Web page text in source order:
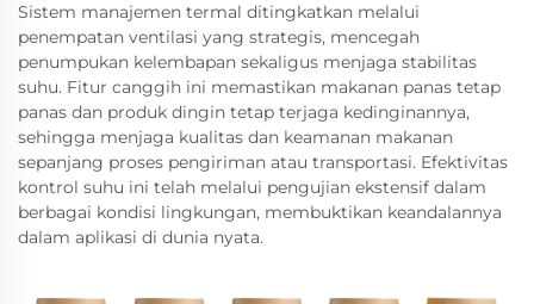
Sistem manajemen termal ditingkatkan melalui
penempatan ventilasi yang strategis, mencegah
penumpukan kelembapan sekaligus menjaga stabilitas
suhu. Fitur canggih ini memastikan makanan panas tetap
panas dan produk dingin tetap terjaga kedinginannya,
sehingga menjaga kualitas dan keamanan makanan
sepanjang proses pengiriman atau transportasi. Efektivitas
kontrol suhu ini telah melalui pengujian ekstensif dalam
berbagai kondisi lingkungan, membuktikan keandalannya
dalam aplikasi di dunia nyata.